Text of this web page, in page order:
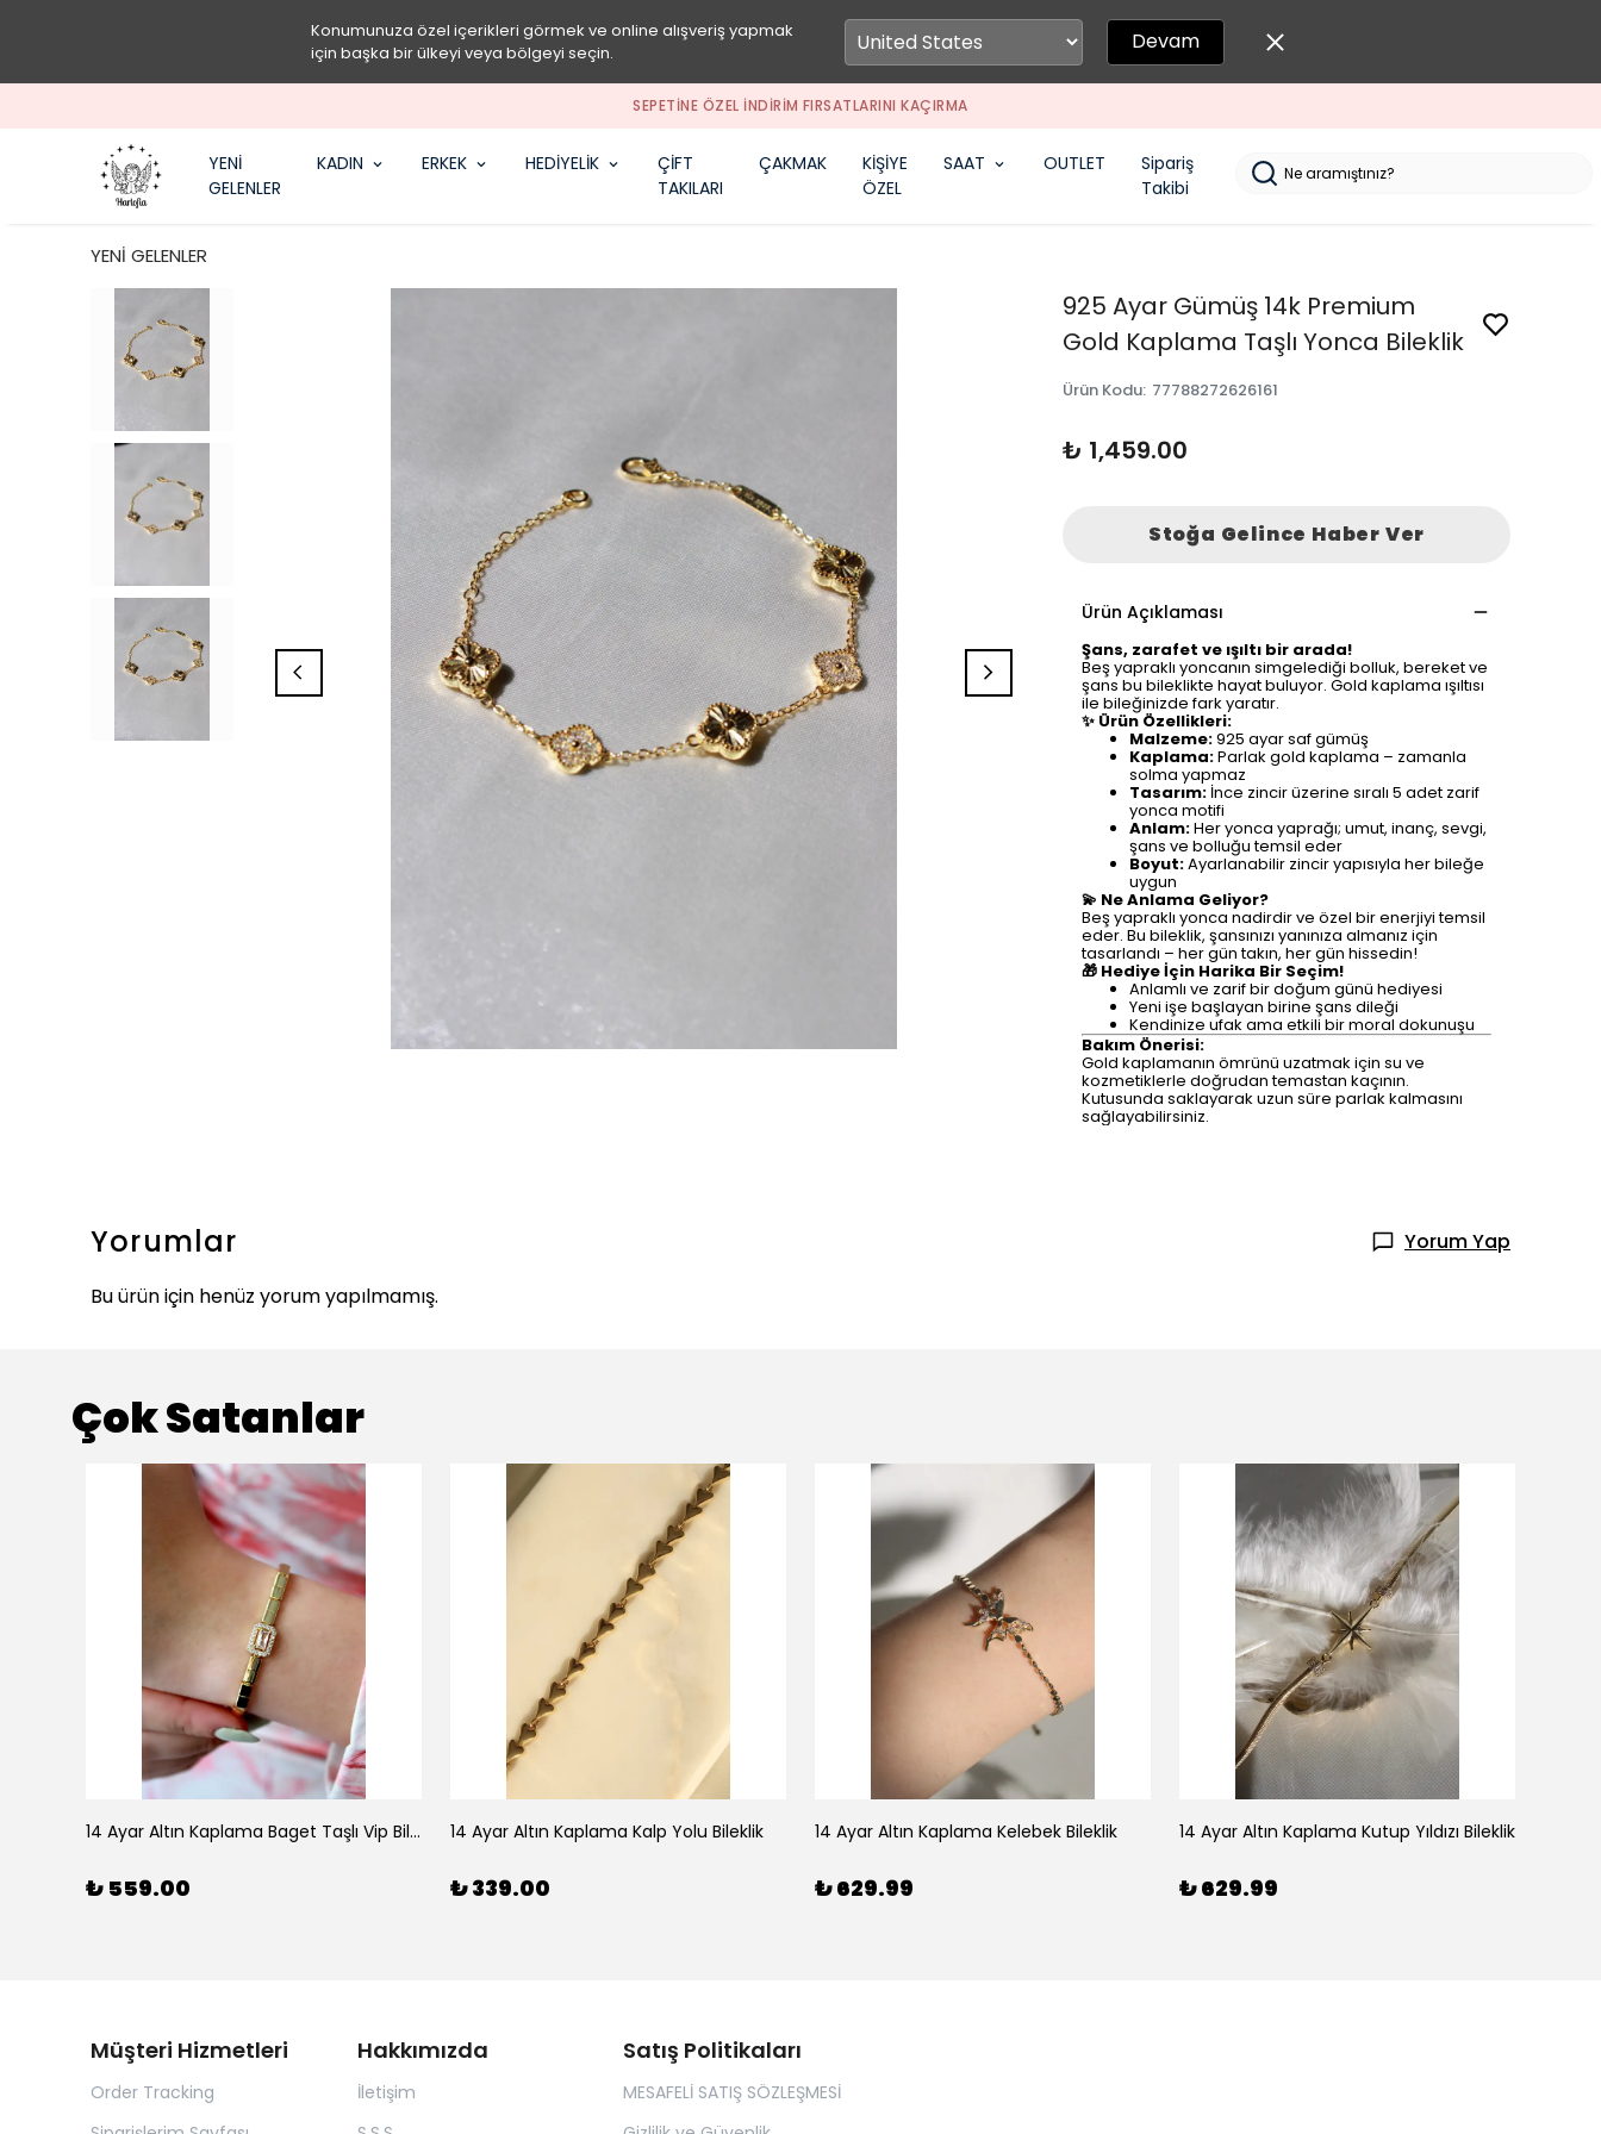
Konumunuza özel içerikleri görmek ve online alışveriş yapmak
için başka bir ülkeyi veya bölgeyi seçin.
Devam
SEPETİNE ÖZEL İNDİRİM FIRSATLARINI KAÇIRMA
YENİ
GELENLER
KADIN ERKEK HEDİYELİK
ÇİFT
TAKILARI
ÇAKMAK
KİŞİYE
ÖZEL
SAAT OUTLET
Sipariş
Takibi
YENİ GELENLER
925 Ayar Gümüş 14k Premium
Gold Kaplama Taşlı Yonca Bileklik
Ürün Kodu: 77788272626161
₺ 1,459.00
Stoğa Gelince Haber Ver
Ürün Açıklaması
Şans, zarafet ve ışıltı bir arada!
Beş yapraklı yoncanın simgelediği bolluk, bereket ve
şans bu bileklikte hayat buluyor. Gold kaplama ışıltısı
ile bileğinizde fark yaratır.
✨ Ürün Özellikleri:
Malzeme:925 ayar saf gümüş
Kaplama:Parlak gold kaplama – zamanla
solma yapmaz
Tasarım: İnce zincir üzerine sıralı 5 adet zarif
yonca motifi
Anlam:Her yonca yaprağı; umut, inanç, sevgi,
şans ve bolluğu temsil eder
Boyut:Ayarlanabilir zincir yapısıyla her bileğe
uygun
💫 Ne Anlama Geliyor?
Beş yapraklı yonca nadirdir ve özel bir enerjiyi temsil
eder. Bu bileklik, şansınızı yanınıza almanız için
tasarlandı – her gün takın, her gün hissedin!
🎁 Hediye İçin Harika Bir Seçim!
Anlamlı ve zarif bir doğum günü hediyesi
Yeni işe başlayan birine şans dileği
Kendinize ufak ama etkili bir moral dokunuşu
Bakım Önerisi:
Gold kaplamanın ömrünü uzatmak için su ve
kozmetiklerle doğrudan temastan kaçının.
Kutusunda saklayarak uzun süre parlak kalmasını
sağlayabilirsiniz.
Yorumlar
Yorum Yap
Bu ürün için henüz yorum yapılmamış.
Çok Satanlar
14 Ayar Altın Kaplama Baget Taşlı Vip Bileklik
₺ 559.00
14 Ayar Altın Kaplama Kalp Yolu Bileklik
₺ 339.00
14 Ayar Altın Kaplama Kelebek Bileklik
₺ 629.99
14 Ayar Altın Kaplama Kutup Yıldızı Bileklik
₺ 629.99
Müşteri Hizmetleri
Order Tracking
Hakkımızda
İletişim
Satış Politikaları
MESAFELİ SATIŞ SÖZLEŞMESİ